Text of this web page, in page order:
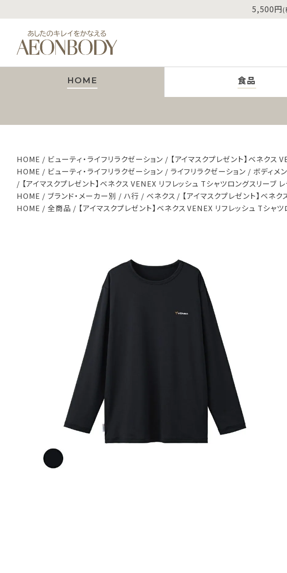
5,500円(
HOME 食品
HOME ビューティ・ライフリラクゼーション
【アイマスクプレゼント】ベネクス
HOME
ビューティ・ライフリラクゼーション ライフリラクゼーション
ボディメ
【アイマスクプレゼント】ベネクス VENEX リフレッシュ Tシャツロングスリーブ
HOME
ブランド・メーカー別 ハ行 ベネクス
【アイマスクプレゼント】ベネ
HOME
全商品 【アイマスクプレゼント】ベネクス VENEX リフレッシュ Tシャ